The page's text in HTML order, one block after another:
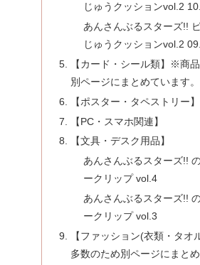
じゅうクッションvol.2
あんさんぶるスターズ!!
じゅうクッションvol.2
【カード・シール類】※商
別ページにまとめています。
【ポスター・タペストリー】
【PC・スマホ関連】
【文具・デスク用品】
あんさんぶるスターズ!!
ークリップ vol.4
あんさんぶるスターズ!!
ークリップ vol.3
【ファッション(衣類・タ
多数のため別ページにまとめ